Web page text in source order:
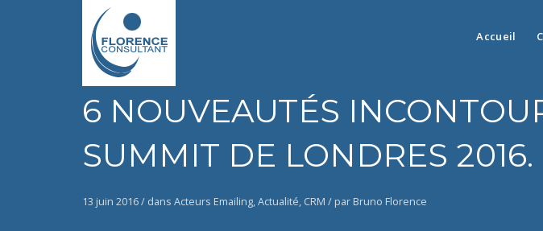
Accueil
6 NOUVEAUTÉS
SUMMIT DE LONDRES 2016.
13 juin 2016 / dans Acteurs Emailing,Actualité, CRM / par Bruno Florence